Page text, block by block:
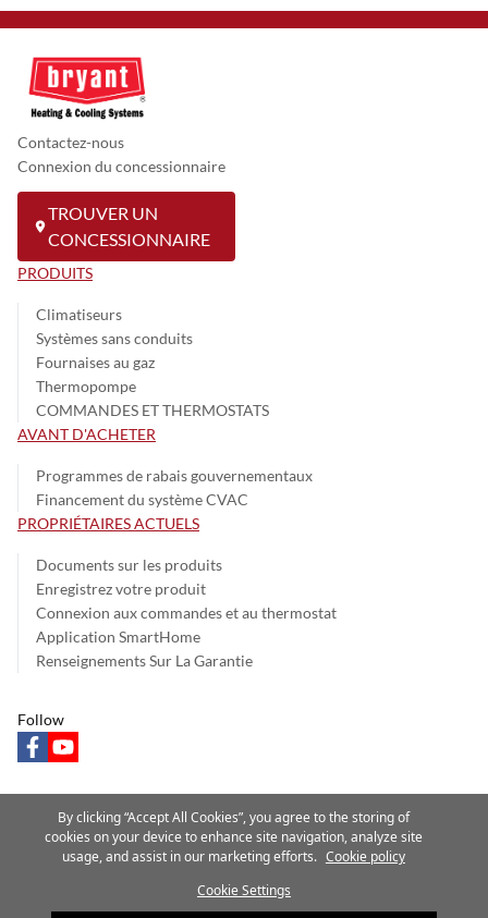
Contactez-nous
Connexion du concessionnaire
TROUVER UN
CONCESSIONNAIRE
PRODUITS
Climatiseurs
Systèmes sans conduits
Fournaises au gaz
Thermopompe
COMMANDES ET THERMOSTATS
AVANT D'ACHETER
Programmes de rabais gouvernementaux
Financement du système CVAC
PROPRIÉTAIRES ACTUELS
Documents sur les produits
Enregistrez votre produit
Connexion aux commandes et au thermostat
Application SmartHome
Renseignements Sur La Garantie
Follow
facebookyoutube
Avis sur la confidentialité Conditions d’utilisation
Parlez fort
Plan du site
Une société Carrier
By clicking “Accept All Cookies”, you agree to the storing of
cookies on your device to enhance site navigation, analyze site
usage, and assist in our marketing efforts. Cookie policy
Cookie Settings